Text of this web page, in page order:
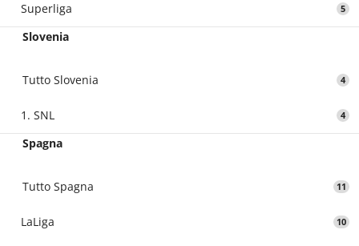
Superliga 5
Slovenia
Tutto Slovenia 4
1. SNL 4
Spagna
Tutto Spagna 11
LaLiga 10